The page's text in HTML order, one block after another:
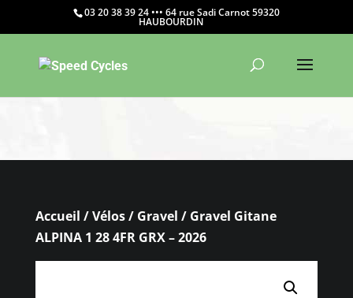
Warning: Constant WP_CRON_LOCK_TIMEOUT already
defined in
03 20 38 39 24 ••• 64 rue Sadi Carnot 59320
HAUBOURDIN
Accueil /Vélos/ Gravel / Gravel Gitane
ALPINA 1 28 4FR GRX – 2026